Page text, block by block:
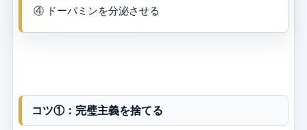
④ ドーパミンを分泌させる
コツ①：完璧主義を捨てる